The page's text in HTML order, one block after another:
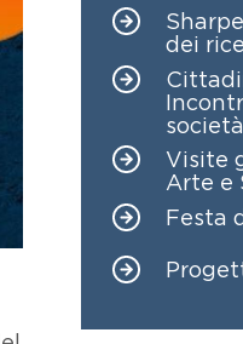
dei
società
Visite
Arte e
Festa